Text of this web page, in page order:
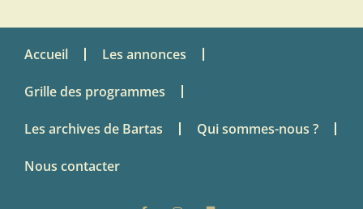
Accueil Les annonces
Grille des programmes
Les archives de Bartas Qui sommes-nous ?
Nous contacter